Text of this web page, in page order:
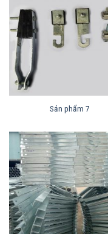
Sản phẩm 7